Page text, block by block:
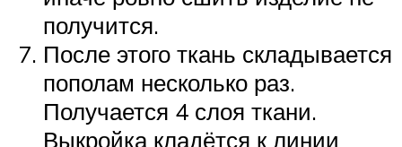
получится.
После этого ткань складывается
пополам несколько раз.
Получается 4 слоя ткани.
Выкройка кладётся к линии